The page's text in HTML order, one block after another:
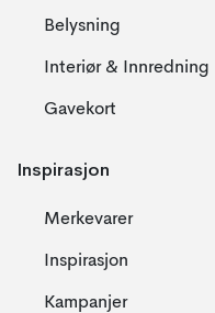
Belysning
Interiør & Innredning
Gavekort
Inspirasjon
Merkevarer
Inspirasjon
Kampanjer